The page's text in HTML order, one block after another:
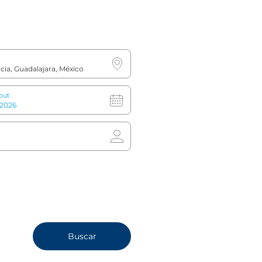
DESDE EL AEROPUERTO MIGUEL
HIDALGO:
Toma la avenida Lázaro Cárdenas.
Gira a la derecha en la avenida López
Gira a la izquierda en la avenida
Continúa hasta llegar al hotel
(aproximadamente 200 metros).
Continúa hasta llegar al hotel
(aproximadamente 200 metros).
Buscar